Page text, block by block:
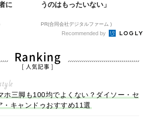
に
うのはもったいない」
PR(合同会社デジタルファーム )
Recommended by
Ranking
[ 人気記事 ]
ホ三脚も100均でよくない？ダイソー・セ
・キャンドゥおすすめ11選